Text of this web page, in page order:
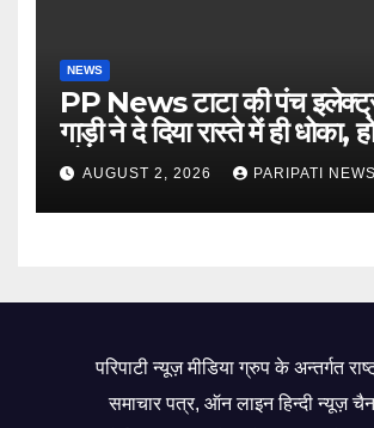
NEWS
PP News टाटा की पंच
गाड़ी ने दे दिया रास्ते में ही धोका,
जो सब बताया झूठ
AUGUST 2, 2026 PARIPATI NEWS
परिपाटी न्यूज़ मीडिया ग्रुप के अन्तर्गत
समाचार पत्र, ऑन लाइन हिन्दी न्यूज़